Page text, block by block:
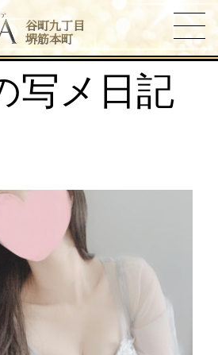
谷町九丁目
堺筋本町
写メ日記